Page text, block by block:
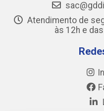
Atendimento de
às 12h e